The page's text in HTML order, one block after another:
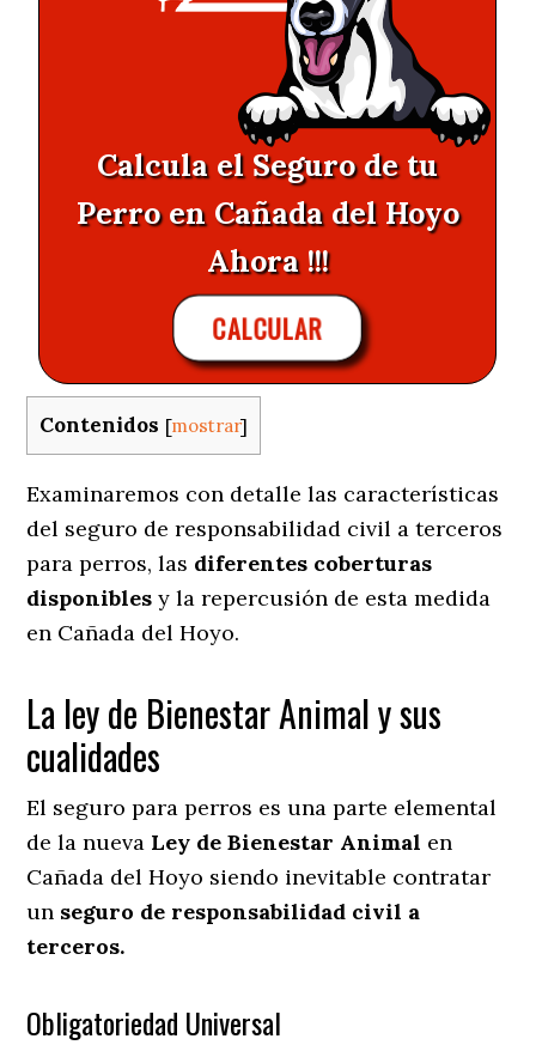
Calcula el Seguro de tu
Perro en Cañada del Hoyo
Ahora !!!
CALCULAR
Contenidos [mostrar]
Examinaremos con detalle las características
del seguro de responsabilidad civil a terceros
para perros, las diferentes coberturas
disponibles y la repercusión de esta medida
en Cañada del Hoyo.
La ley de Bienestar Animal y sus
cualidades
El seguro para perros es una parte elemental
de la nueva Ley de Bienestar Animal en
Cañada del Hoyo siendo inevitable contratar
un seguro de responsabilidad civil a
terceros.
Obligatoriedad Universal